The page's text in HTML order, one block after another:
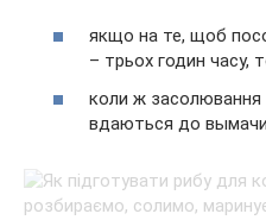
якщо на те, щоб
– трьох годин часу,
коли ж засолювання
вдаються до